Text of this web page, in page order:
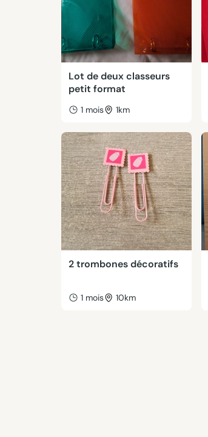
Lot de deux classeurs
petit format
1 mois 1km
2 trombones décoratifs
1 mois 10km